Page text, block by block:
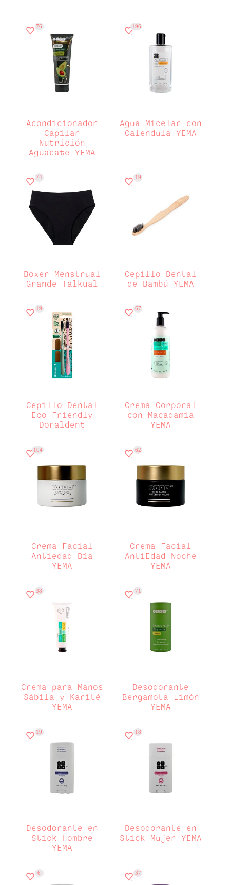
76
Acondicionador
Capilar
Nutrición
Aguacate YEMA
196
Agua Micelar con
Calendula YEMA
74
Boxer Menstrual
Grande Talkual
19
Cepillo Dental
de Bambú YEMA
19
Cepillo Dental
Eco Friendly
Doraldent
67
Crema Corporal
con Macadamia
YEMA
104
Crema Facial
Antiedad Día
YEMA
62
Crema Facial
AntiEdad Noche
YEMA
38
Crema para Manos
Sábila y Karité
YEMA
71
Desodorante
Bergamota Limón
YEMA
19
Desodorante en
Stick Hombre
YEMA
18
Desodorante en
Stick Mujer YEMA
6 37
Frutas y verduras
Hogar
Lácteos y huevos (0)
Los imperdibles (0)
(0)
(0)